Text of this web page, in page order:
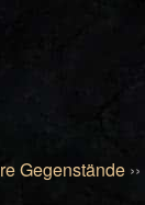
Gegenstände ››